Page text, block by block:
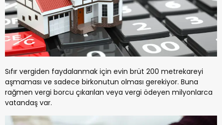
Sıfır vergiden faydalanmak için evin brüt 200 metrekareyi
aşmaması ve sadece birkonutun olması gerekiyor. Buna
rağmen vergi borcu çıkarılan veya vergi ödeyen milyonlarca
vatandaş var.